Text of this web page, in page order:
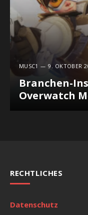
MUSC1 9. OKTOBER
Branchen-
Overwatch
RECHTLICHES
Datenschutz